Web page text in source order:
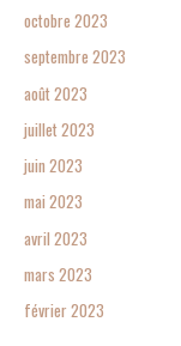
octobre 2023
septembre 2023
août 2023
juillet 2023
juin 2023
mai 2023
avril 2023
mars 2023
février 2023